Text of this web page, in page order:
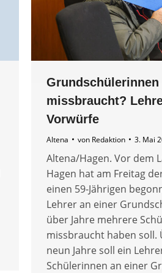
missbraucht?
Vorwürfe
Altena von Redaktion 3. Mai
Altena/Hagen. Vor dem
Hagen hat am Freitag
einen 59-Jährigen
Lehrer an einer
über Jahre mehrere
missbraucht haben soll.
neun Jahre soll ein
Schülerinnen an einer